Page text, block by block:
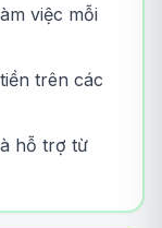
việc mỗi
trên các
hỗ trợ từ